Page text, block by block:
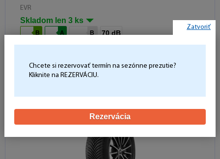
EVR
Skladom len 3 ks
B A B 70 dB
135,27 €
Počet kusov:
Zatvoriť
Chcete si rezervovať termín na sezónne prezutie?
Kliknite na REZERVÁCIU.
Rezervácia